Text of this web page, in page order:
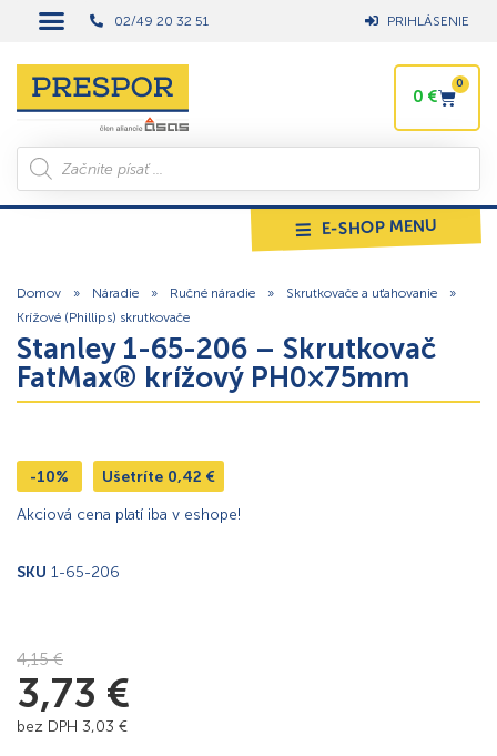
02/49 20 32 51 PRIHLÁSENIE
0 €
0
E-SHOP MENU
Domov » Náradie » Ručné náradie » Skrutkovače a uťahovanie
»
Krížové (Phillips) skrutkovače
Stanley 1-65-206 – Skrutkovač
FatMax® krížový PH0×75mm
-10% Ušetríte 0,42 €
Akciová cena platí iba v eshope!
SKU 1-65-206
4,15€
3,73 €
bez DPH 3,03 €